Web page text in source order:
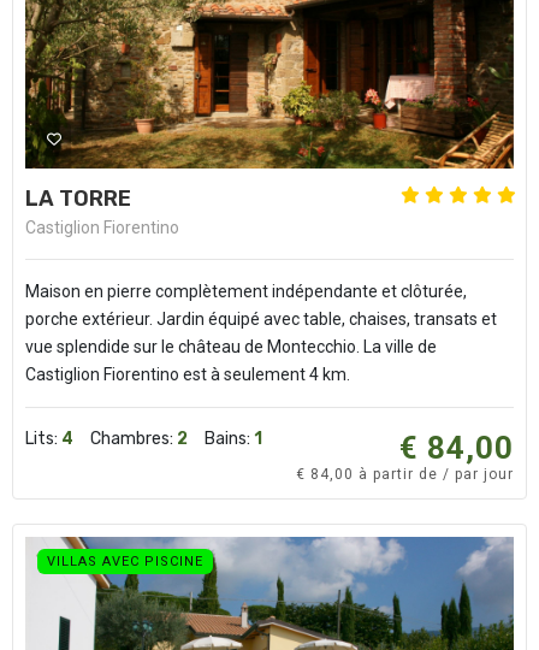
LA TORRE
Castiglion Fiorentino
Maison en pierre complètement indépendante et clôturée,
porche extérieur. Jardin équipé avec table, chaises, transats et
vue splendide sur le château de Montecchio. La ville de
Castiglion Fiorentino est à seulement 4 km.
Lits: 4 Chambres: 2 Bains: 1 € 84,00
€ 84,00 à partir de / par jour
VILLAS AVEC PISCINE